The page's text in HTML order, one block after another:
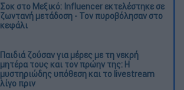
Σοκ στο Μεξικό: Influencer εκτελέστηκε σε
ζωντανή μετάδοση - Τον πυροβόλησαν στο
κεφάλι
Παιδιά ζούσαν για μέρες με τη νεκρή
μητέρα τους και τον πρώην της: Η
μυστηριώδης υπόθεση και το livestream
λίγο πριν